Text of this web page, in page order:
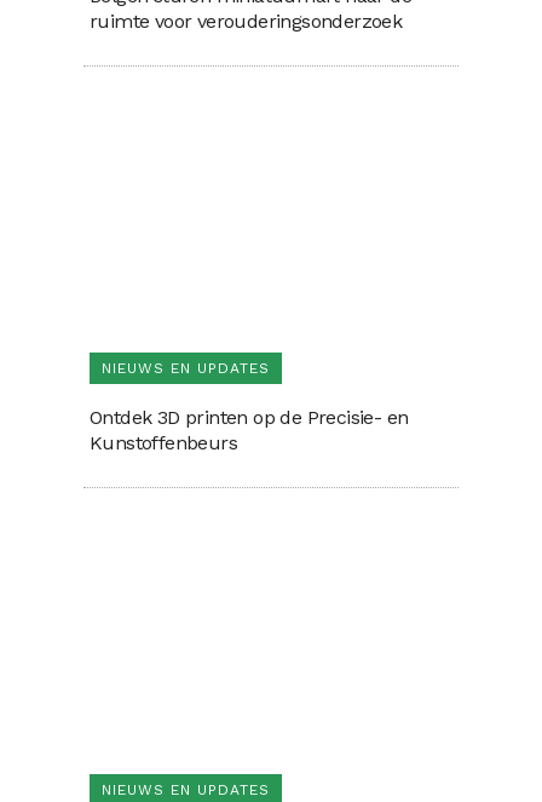
ruimte voor verouderingsonderzoek
NIEUWS EN UPDATES
Ontdek 3D printen op de Precisie- en
Kunstoffenbeurs
NIEUWS EN UPDATES